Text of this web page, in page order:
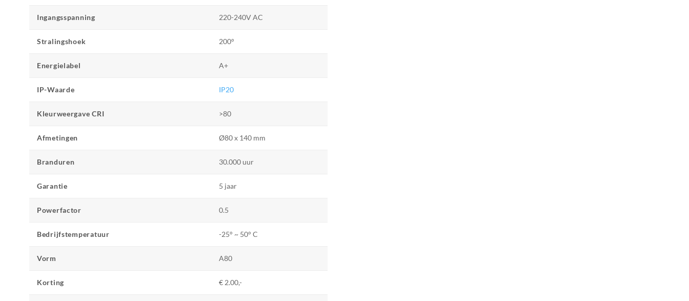
Ingangsspanning 220-240V AC
Stralingshoek 200°
Energielabel A+
IP-Waarde IP20
Kleurweergave CRI >80
Afmetingen Ø80 x 140 mm
Branduren 30.000 uur
Garantie 5 jaar
Powerfactor 0.5
Bedrijfstemperatuur -25° ~ 50° C
Vorm A80
Korting € 2.00,-